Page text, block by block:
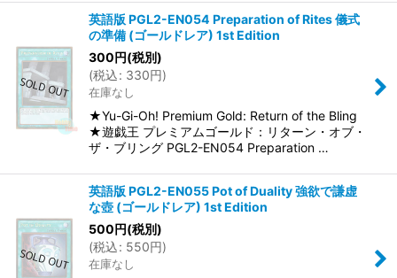
英語版 PGL2-EN054 Preparation of Rites 儀式
の準備 (ゴールドレア) 1st Edition
300円(税別)
(税込: 330円)
在庫なし
★Yu-Gi-Oh! Premium Gold: Return of the Bling
★遊戯王 プレミアムゴールド：リターン・オブ・
ザ・ブリング PGL2-EN054 Preparation …
英語版 PGL2-EN055 Pot of Duality 強欲で謙虚
な壺 (ゴールドレア) 1st Edition
500円(税別)
(税込: 550円)
在庫なし